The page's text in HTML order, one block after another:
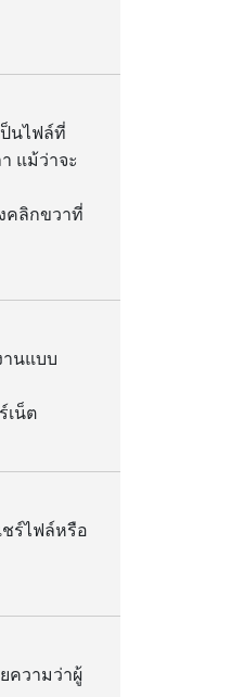
นไฟล์ที่
แม้ว่าจะ
คลิกขวาที่
านแบบ
เน็ต
ร์ไฟล์หรือ
ความว่าผู้